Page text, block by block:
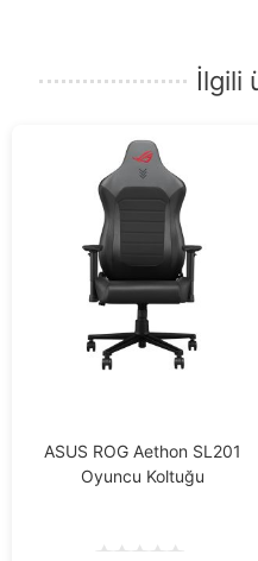
İlgili
ASUS ROG Aethon SL201
Oyuncu Koltuğu